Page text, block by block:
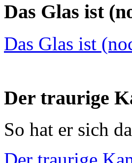
Das Glas ist
Das Glas ist
Der traurige
So hat er sich